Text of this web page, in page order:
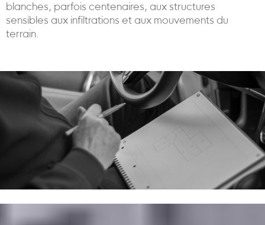
blanches, parfois centenaires, aux structures
sensibles aux infiltrations et aux mouvements du
terrain.